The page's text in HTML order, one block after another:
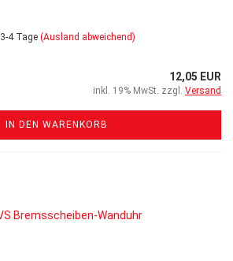
3-4 Tage (Ausland abweichend)
12,05 EUR
inkl. 19% MwSt. zzgl. Versand
IN DEN WARENKORB